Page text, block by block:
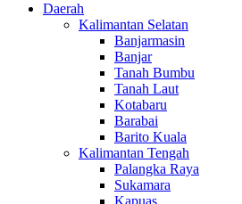
Daerah
Kalimantan Selatan
Banjarmasin
Banjar
Tanah Bumbu
Tanah Laut
Kotabaru
Barabai
Barito Kuala
Kalimantan Tengah
Palangka Raya
Sukamara
Kapuas